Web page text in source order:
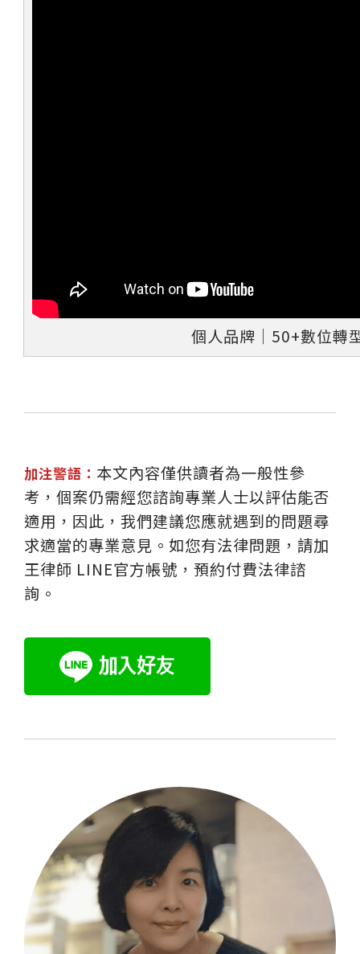
個人品牌│50+數位轉
加注警語： 本文內容僅供讀者為一般性參
考，個案仍需經您諮詢專業人士以評估能否
適用，因此，我們建議您應就遇到的問題尋
求適當的專業意見。如您有法律問題，請加
王律師 LINE官方帳號，預約付費法律諮
詢。